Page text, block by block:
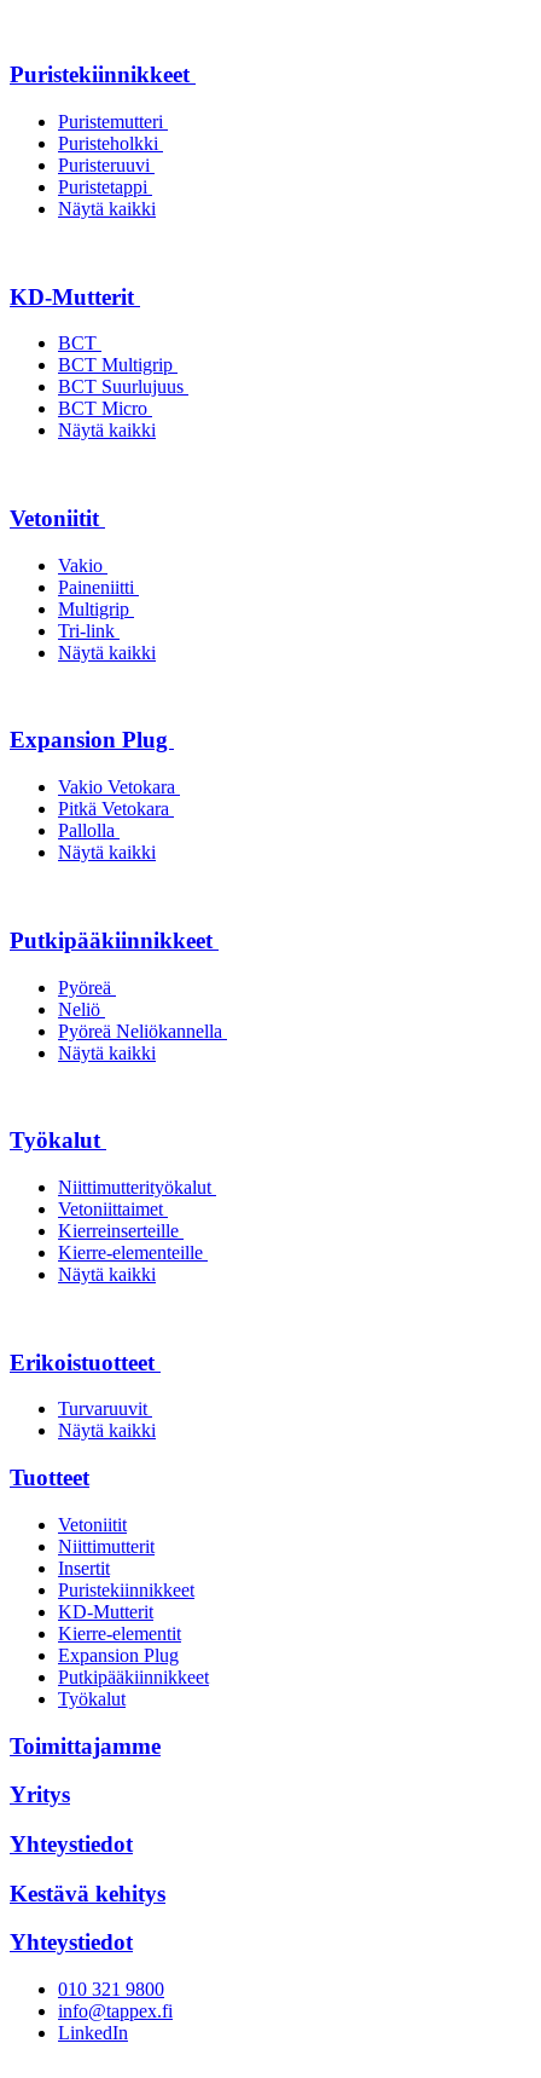
Puristekiinnikkeet
Puristemutteri
Puristeholkki
Puristeruuvi
Puristetappi
Näytä kaikki
KD-Mutterit
BCT
BCT Multigrip
BCT Suurlujuus
BCT Micro
Näytä kaikki
Vetoniitit
Vakio
Paineniitti
Multigrip
Tri-link
Näytä kaikki
Expansion Plug
Vakio Vetokara
Pitkä Vetokara
Pallolla
Näytä kaikki
Putkipääkiinnikkeet
Pyöreä
Neliö
Pyöreä Neliökannella
Näytä kaikki
Työkalut
Niittimutterityökalut
Vetoniittaimet
Kierreinserteille
Kierre-elementeille
Näytä kaikki
Erikoistuotteet
Turvaruuvit
Näytä kaikki
Tuotteet
Vetoniitit
Niittimutterit
Insertit
Puristekiinnikkeet
KD-Mutterit
Kierre-elementit
Expansion Plug
Putkipääkiinnikkeet
Työkalut
Toimittajamme
Yritys
Yhteystiedot
Kestävä kehitys
Yhteystiedot
010 321 9800
info@tappex.fi
LinkedIn